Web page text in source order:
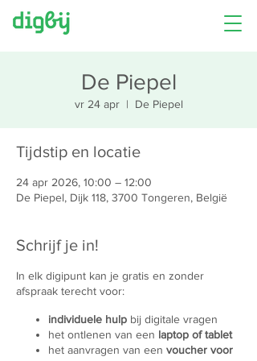
De Piepel
vr 24 apr
  |
De Piepel
Tijdstip en locatie
24 apr 2026, 10:00 – 12:00
De Piepel, Dijk 118, 3700 Tongeren, België
Schrijf je in!
In elk digipunt kan je gratis en zonder
afspraak terecht voor:
individuele hulp bij digitale vragen
het ontlenen van een laptop of tablet
het aanvragen van een voucher voor